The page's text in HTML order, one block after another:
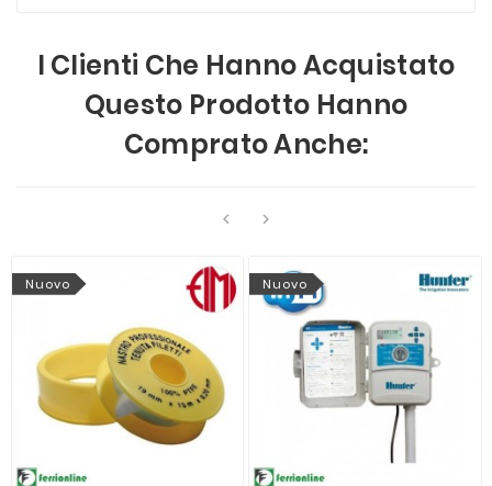
I Clienti Che Hanno Acquistato
Questo Prodotto Hanno
Comprato Anche:
 
Nuovo Nuovo